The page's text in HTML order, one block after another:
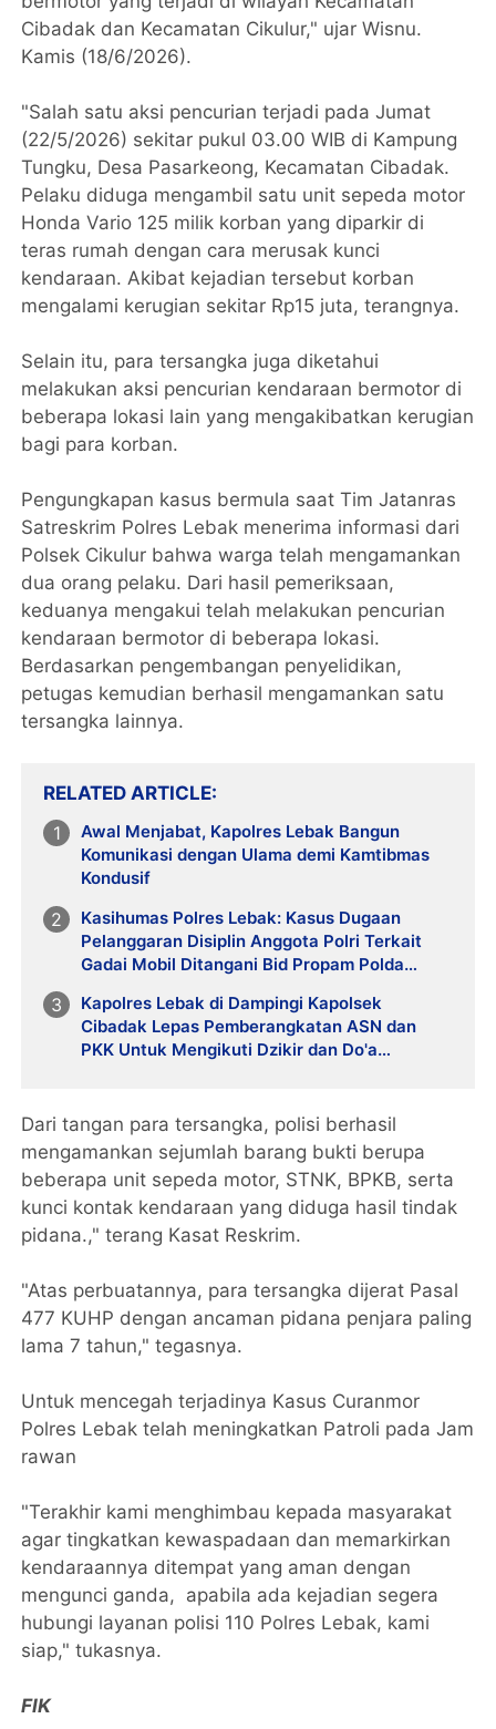
Cibadak dan Kecamatan Cikulur," ujar Wisnu.
Kamis (18/6/2026).
"Salah satu aksi pencurian terjadi pada Jumat
(22/5/2026) sekitar pukul 03.00 WIB di Kampung
Tungku, Desa Pasarkeong, Kecamatan Cibadak.
Pelaku diduga mengambil satu unit sepeda motor
Honda Vario 125 milik korban yang diparkir di
teras rumah dengan cara merusak kunci
kendaraan. Akibat kejadian tersebut korban
mengalami kerugian sekitar Rp15 juta, terangnya.
Selain itu, para tersangka juga diketahui
melakukan aksi pencurian kendaraan bermotor di
beberapa lokasi lain yang mengakibatkan kerugian
bagi para korban.
Pengungkapan kasus bermula saat Tim Jatanras
Satreskrim Polres Lebak menerima informasi dari
Polsek Cikulur bahwa warga telah mengamankan
dua orang pelaku. Dari hasil pemeriksaan,
keduanya mengakui telah melakukan pencurian
kendaraan bermotor di beberapa lokasi.
Berdasarkan pengembangan penyelidikan,
petugas kemudian berhasil mengamankan satu
tersangka lainnya.
RELATED ARTICLE
Awal Menjabat, Kapolres Lebak Bangun
Komunikasi dengan Ulama demi Kamtibmas
Kondusif
Kasihumas Polres Lebak: Kasus Dugaan
Pelanggaran Disiplin Anggota Polri Terkait
Gadai Mobil Ditangani Bid Propam Polda
Kapolres Lebak di Dampingi Kapolsek
Cibadak Lepas Pemberangkatan ASN dan
PKK Untuk Mengikuti Dzikir dan Do'a
Dari tangan para tersangka, polisi berhasil
mengamankan sejumlah barang bukti berupa
beberapa unit sepeda motor, STNK, BPKB, serta
kunci kontak kendaraan yang diduga hasil tindak
pidana.," terang Kasat Reskrim.
"Atas perbuatannya, para tersangka dijerat Pasal
477 KUHP dengan ancaman pidana penjara paling
lama 7 tahun," tegasnya.
Untuk mencegah terjadinya Kasus Curanmor
Polres Lebak telah meningkatkan Patroli pada Jam
rawan
"Terakhir kami menghimbau kepada masyarakat
agar tingkatkan kewaspadaan dan memarkirkan
kendaraannya ditempat yang aman dengan
mengunci ganda, apabila ada kejadian segera
hubungi layanan polisi 110 Polres Lebak, kami
siap," tukasnya.
FIK